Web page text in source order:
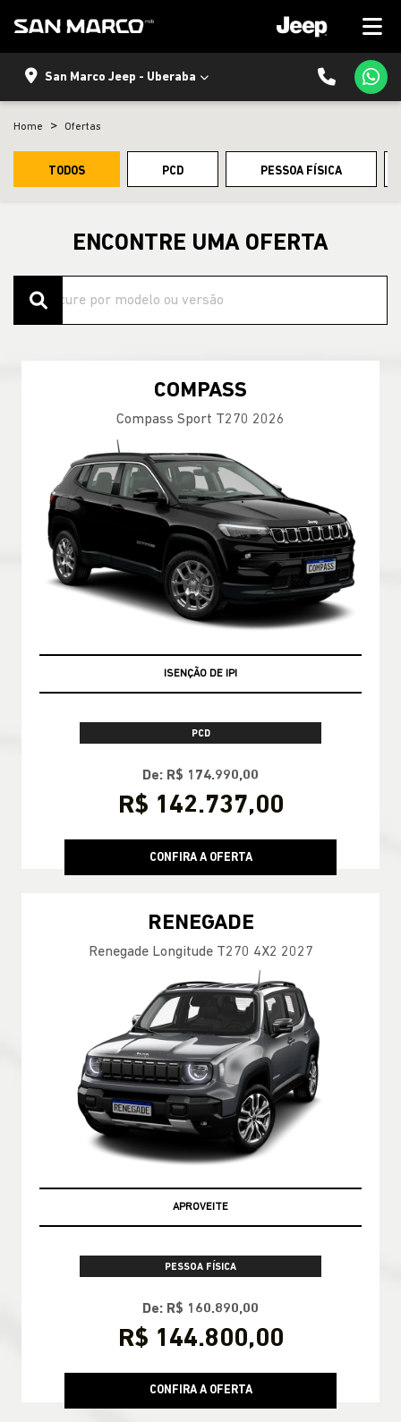
San Marco Jeep - Uberaba
Home Ofertas
TODOS PCD PESSOA FÍSICA
ENCONTRE UMA OFERTA
COMPASS
Compass Sport T270 2026
ISENÇÃO DE IPI
PCD
De: R$ 174.990,00
R$ 142.737,00
CONFIRA A OFERTA
RENEGADE
Renegade Longitude T270 4X2 2027
APROVEITE
PESSOA FÍSICA
De: R$ 160.890,00
R$ 144.800,00
CONFIRA A OFERTA